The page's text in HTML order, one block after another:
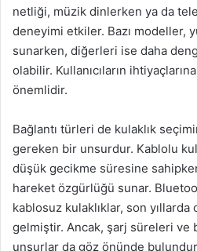
netliği, müzik dinlerken ya da
deneyimi etkiler. Bazı modeller,
sunarken, diğerleri ise daha
olabilir. Kullanıcıların
önemlidir.
Bağlantı türleri de kulaklık
gereken bir unsurdur. Kablolu
düşük gecikme süresine
hareket özgürlüğü sunar.
kablosuz kulaklıklar, son
gelmiştir. Ancak, şarj süreleri ve
unsurlar da göz önünde